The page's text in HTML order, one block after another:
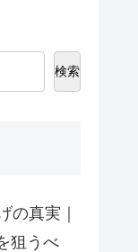
検索
の真実｜
狙うべ